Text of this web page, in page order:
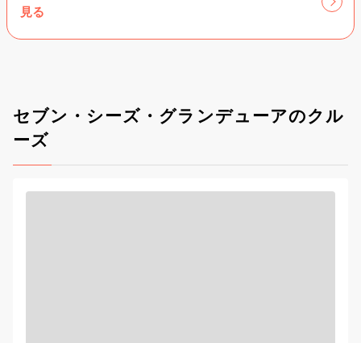
見る
セブン・シーズ・グランデューアのクル
ーズ